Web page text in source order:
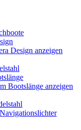
Design anzeigen
Bootslänge anzeigen